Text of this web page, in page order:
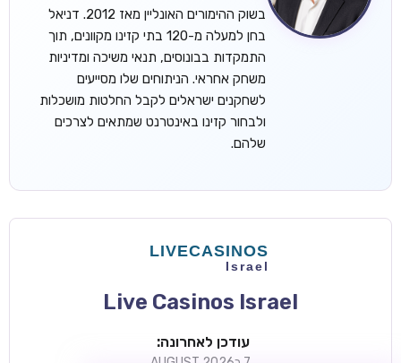
בונוס מתגלגל עד 2,000 ₪ + 200 ספינים חינם לשחקנים
חינם על ההפקדות הראשונות
בשוק ההימורים האונליין מאז 2012. דניאל
בחן למעלה מ-120 בתי קזינו מקוונים, תוך
התמקדות בבונוסים, תנאי משיכה ומדיניות
משחק אחראי. הניתוחים שלו מסייעים
לשחקנים ישראלים לקבל החלטות מושכלות
ולבחור קזינו באינטרנט שמתאים לצרכים
שלהם.
Live Casinos Israel
עודכן לאחרונה: